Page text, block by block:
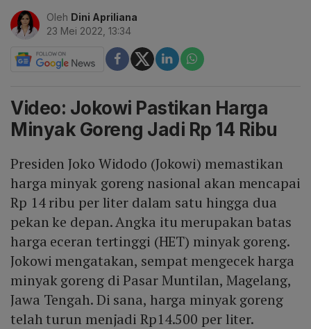
Oleh Dini Apriliana
23 Mei 2022, 13:34
Video: Jokowi Pastikan Harga
Minyak Goreng Jadi Rp 14 Ribu
Presiden Joko Widodo (Jokowi) memastikan
harga minyak goreng nasional akan mencapai
Rp 14 ribu per liter dalam satu hingga dua
pekan ke depan. Angka itu merupakan batas
harga eceran tertinggi (HET) minyak goreng.
Jokowi mengatakan, sempat mengecek harga
minyak goreng di Pasar Muntilan, Magelang,
Jawa Tengah. Di sana, harga minyak goreng
telah turun menjadi Rp14.500 per liter.